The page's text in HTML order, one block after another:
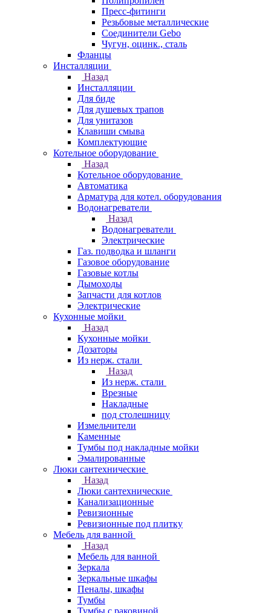
Пресс-фитинги
Резьбовые металлические
Соединители Gebo
Чугун, оцинк., сталь
Фланцы
Инсталляции
Назад
Инсталляции
Для биде
Для душевых трапов
Для унитазов
Клавиши смыва
Комплектующие
Котельное оборудование
Назад
Котельное оборудование
Автоматика
Арматура для котел. оборудования
Водонагреватели
Назад
Водонагреватели
Электрические
Газ. подводка и шланги
Газовое оборудование
Газовые котлы
Дымоходы
Запчасти для котлов
Электрические
Кухонные мойки
Назад
Кухонные мойки
Дозаторы
Из нерж. стали
Назад
Из нерж. стали
Врезные
Накладные
под столешницу
Измельчители
Каменные
Тумбы под накладные мойки
Эмалированные
Люки сантехнические
Назад
Люки сантехнические
Канализационные
Ревизионные
Ревизионные под плитку
Мебель для ванной
Назад
Мебель для ванной
Зеркала
Зеркальные шкафы
Пеналы, шкафы
Тумбы
Тумбы с раковиной